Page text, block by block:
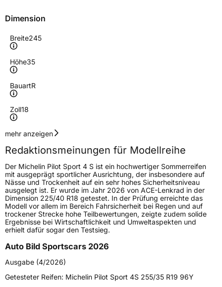
Dimension
Breite245
Höhe35
BauartR
Zoll18
Geschwindigkeitsindex
Höchstgeschwindigkeit
300 km/h
Lastindex92
Höchstlast630 kg
Gewicht (in kg) 10,165 kg
Generelle Merkmale
FahrzeugtypPKW
VerwendungSommerreifen
ModellnamePilot Sport 4 S
mehr anzeigen
Redaktionsmeinungen für Modellreihe
Der Michelin Pilot Sport 4 S ist ein hochwertiger Sommerreifen
mit ausgeprägt sportlicher Ausrichtung, der insbesondere auf
Nässe und Trockenheit auf ein sehr hohes Sicherheitsniveau
ausgelegt ist. Er wurde im Jahr 2026 von ACE-Lenkrad in der
Dimension 225/40 R18 getestet. In der Prüfung erreichte das
Modell vor allem im Bereich Fahrsicherheit bei Regen und auf
trockener Strecke hohe Teilbewertungen, zeigte zudem solide
Ergebnisse bei Wirtschaftlichkeit und Umweltaspekten und
erhielt dafür sogar den Testsieg.
Auto Bild Sportscars 2026
Ausgabe (4/2026)
Getesteter Reifen: Michelin Pilot Sport 4S 255/35 R19 96Y